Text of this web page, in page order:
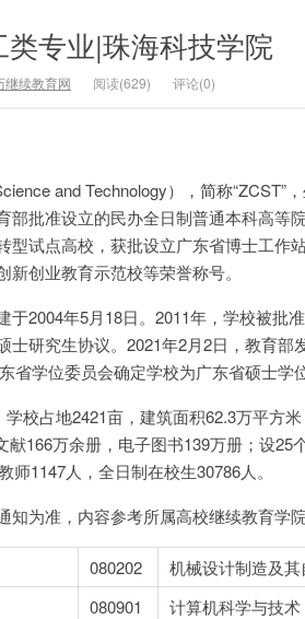
专业|珠海科技学院
继续教育网 阅读(629) 评论(0)
and Technology），简称“ZCST”
部批准设立的民办全日制普通本科高等
型试点高校，获批设立广东省博士工作
创业教育示范校等荣誉称号。
2004年5月18日。2011年，学校被批
士研究生协议。2021年2月2日，教育部
省学位委员会确定学校为广东省硕士学
校占地2421亩，建筑面积62.3万平方
166万余册，电子图书139万册；设25
1147人，全日制在校生30786人。
为准，内容参考所属高校继续教育学院
080202 机械设计制造及
080901 计算机科学与技术